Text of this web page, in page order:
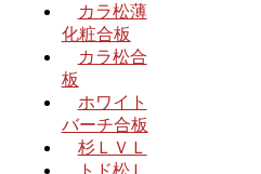
カラ松薄
化粧合板
カラ松合
板
ホワイト
バーチ合板
杉ＬＶＬ